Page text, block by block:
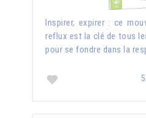
Inspirer, expirer : ce
reflux est la clé de tous
pour se fondre dans la